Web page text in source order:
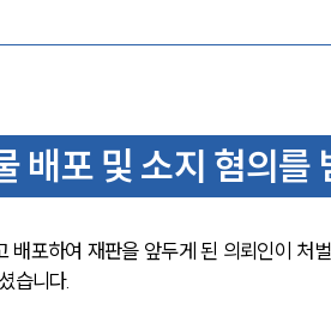
배포 및 소지 혐의를
배포하여 재판을 앞두게 된 의뢰인이 처
습니다.